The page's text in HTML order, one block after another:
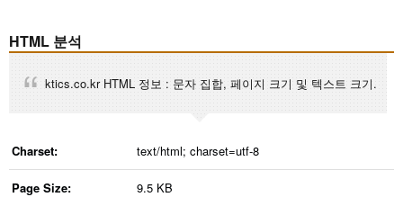
HTML 분석
ktics.co.kr HTML 정보 : 문자 집합, 페이지 크기 및 텍스트 크기.
Charset: text/html; charset=utf-8
Page Size: 9.5 KB